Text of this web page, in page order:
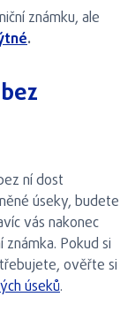
známku, ale
.
ní dost
úseky, budete
vás nakonec
Pokud si
ověřte si
úseků.